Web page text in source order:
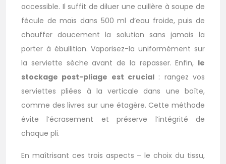
accessible. Il suffit de diluer une cuillère à soupe de
fécule de maïs dans 500 ml d’eau froide, puis de
chauffer doucement la solution sans jamais la
porter à ébullition. Vaporisez-la uniformément sur
la serviette sèche avant de la repasser. Enfin, le
stockage post-pliage est crucial : rangez vos
serviettes pliées à la verticale dans une boîte,
comme des livres sur une étagère. Cette méthode
évite l’écrasement et préserve l’intégrité de
chaque pli.
En maîtrisant ces trois aspects – le choix du tissu,